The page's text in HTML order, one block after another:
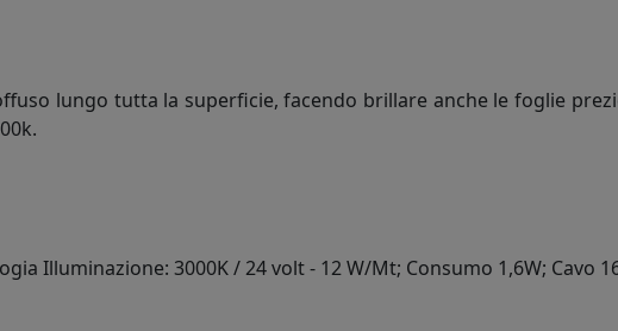
lungo tutta la superficie, facendo brillare anche le foglie
Illuminazione: 3000K / 24 volt - 12 W/Mt; Consumo 1,6W; Cavo